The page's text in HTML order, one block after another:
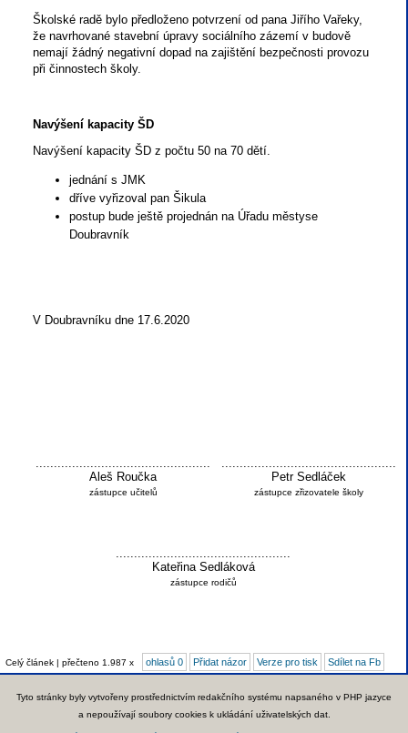
Školské radě bylo předloženo potvrzení od pana Jiřího Vařeky,
že navrhované stavební úpravy sociálního zázemí v budově
nemají žádný negativní dopad na zajištění bezpečnosti provozu
při činnostech školy.
Navýšení kapacity ŠD
Navýšení kapacity ŠD z počtu 50 na 70 dětí.
jednání s JMK
dříve vyřizoval pan Šikula
postup bude ještě projednán na Úřadu městyse
Doubravník
V Doubravníku dne 17.6.2020
................................................
Aleš Roučka
zástupce učitelů
................................................
Petr Sedláček
zástupce zřizovatele školy
................................................
Kateřina Sedláková
zástupce rodičů
Celý článek | přečteno 1.987 x ohlasů 0 Přidat názor Verze pro tisk Sdílet na Fb
Tyto stránky byly vytvořeny prostřednictvím redakčního systému napsaného v PHP jazyce
a nepoužívají soubory cookies k ukládání uživatelských dat.